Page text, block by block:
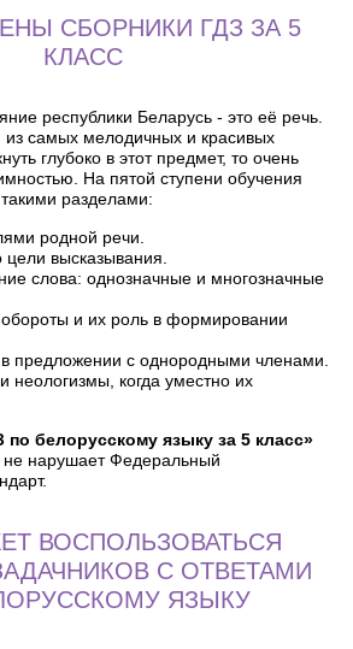
СБОРНИКИ ГДЗ ЗА 5
КЛАСС
республики Беларусь - это её речь.
из самых мелодичных и красивых
глубоко в этот предмет, то очень
На пятой ступени обучения
разделами:
родной речи.
цели высказывания.
слова: однозначные и многозначные
и их роль в формировании
предложении с однородными членами.
неологизмы, когда уместно их
по белорусскому языку за 5 класс»
не нарушает Федеральный
ВОСПОЛЬЗОВАТЬСЯ
С ОТВЕТАМИ
ЯЗЫКУ